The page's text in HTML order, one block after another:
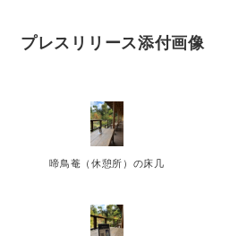
プレスリリース添付画像
啼鳥菴（休憩所）の床几